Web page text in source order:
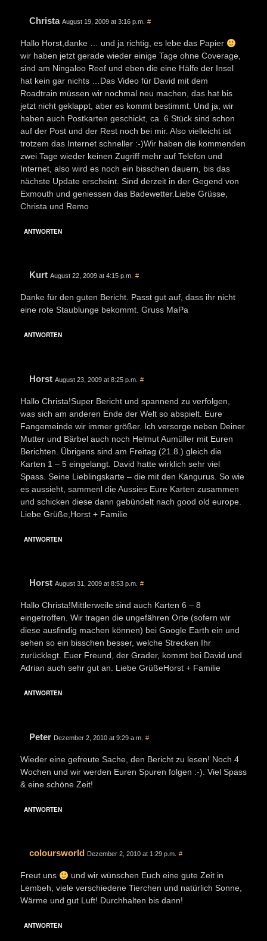
Christa August 19, 2009 at 3:16 p.m. #
Hallo Horst,danke … und ja richtig, es lebe das Papier
wir haben jetzt gerade wieder einige Tage ohne Coverage,
sind am Ningaloo Reef und eben die eine Hälfe der Insel
hat kein gar nichts …Das Video für David mit dem
Roadtrain müssen wir nochmal neu machen, das hat bis
jetzt nicht geklappt, aber es kommt bestimmt. Und ja, wir
haben auch Postkarten geschickt, ca. 6 Stück sind schon
auf der Post und der Rest noch bei mir. Also vielleicht ist
trotzem das Internet schneller :-)Wir haben die kommenden
zwei Tage wieder keinen Zugriff mehr auf Telefon und
Internet, also wird es noch ein bisschen dauern, bis das
nächste Update erscheint. Sind derzeit in der Gegend von
Exmouth und geniessen das Badewetter.Liebe Grüsse,
Christa und Remo
ANTWORTEN
Kurt August 22, 2009 at 4:15 p.m. #
Danke für den guten Bericht. Passt gut auf, dass ihr nicht
eine rote Staublunge bekommt. Gruss MaPa
ANTWORTEN
Horst August 23, 2009 at 8:25 p.m. #
Hallo Christa!Super Bericht und spannend zu verfolgen,
was sich am anderen Ende der Welt so abspielt. Eure
Fangemeinde wir immer größer. Ich versorge neben Deiner
Mutter und Bärbel auch noch Helmut Aumüller mit Euren
Berichten. Übrigens sind am Freitag (21.8.) gleich die
Karten 1 – 5 eingelangt. David hatte wirklich sehr viel
Spass. Seine Lieblingskarte – die mit den Kängurus. So wie
es aussieht, sammenl die Aussies Eure Karten zusammen
und schicken diese dann gebündelt nach good old europe.
Liebe Grüße,Horst + Familie
ANTWORTEN
Horst August 31, 2009 at 8:53 p.m. #
Hallo Christa!Mittlerweile sind auch Karten 6 – 8
eingetroffen. Wir tragen die ungefähren Orte (sofern wir
diese ausfindig machen können) bei Google Earth ein und
sehen so ein bisschen besser, welche Strecken Ihr
zurücklegt. Euer Freund, der Grader, kommt bei David und
Adrian auch sehr gut an. Liebe GrüßeHorst + Familie
ANTWORTEN
Peter Dezember 2, 2010 at 9:29 a.m. #
Wieder eine gefreute Sache, den Bericht zu lesen! Noch 4
Wochen und wir werden Euren Spuren folgen :-). Viel Spass
& eine schöne Zeit!
ANTWORTEN
coloursworld Dezember 2, 2010 at 1:29 p.m. #
Freut uns
und wir wünschen Euch eine gute Zeit in
Lembeh, viele verschiedene Tierchen und natürlich Sonne,
Wärme und gut Luft! Durchhalten bis dann!
ANTWORTEN